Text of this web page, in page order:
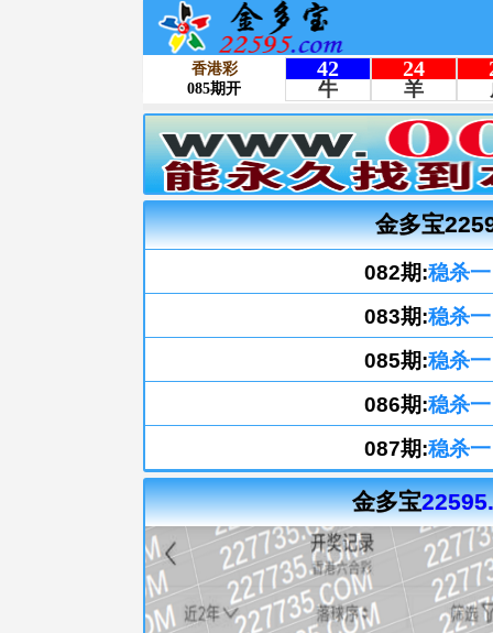
金多宝
082期:稳杀
083期:稳杀
085期:稳杀
086期:稳杀
087期:稳杀
金多宝